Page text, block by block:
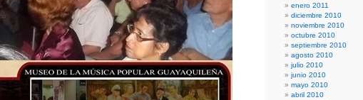
enero 2011
diciembre 2010
noviembre 2010
octubre 2010
septiembre 2010
agosto 2010
julio 2010
junio 2010
mayo 2010
abril 2010